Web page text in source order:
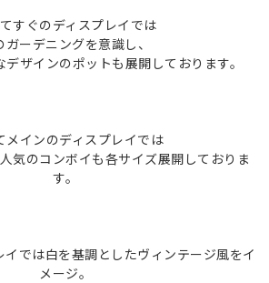
すぐのディスプレイでは
ガーデニングを意識し、
ザインのポットも展開しております。
メインのディスプレイでは
気のコンボイも各サイズ展開しておりま
す。
では白を基調としたヴィンテージ風をイ
メージ。